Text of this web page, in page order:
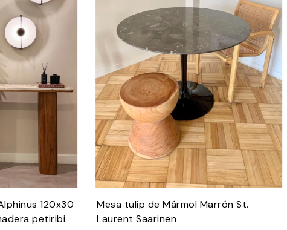
120x30
petiribi
Mesa tulip de Mármol Marrón St.
Laurent Saarinen